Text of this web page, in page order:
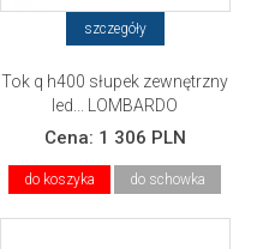
szczegóły
Tok q h400 słupek zewnętrzny
led... LOMBARDO
Cena: 1 306 PLN
do koszyka do schowka